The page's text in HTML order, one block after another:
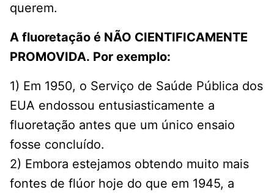
querem.
A fluoretação é NÃO CIENTIFICAMENTE
PROMOVIDA. Por exemplo:
1) Em 1950, o Serviço de Saúde Pública dos
EUA endossou entusiasticamente a
fluoretação antes que um único ensaio
fosse concluído.
2) Embora estejamos obtendo muito mais
fontes de flúor hoje do que em 1945, a